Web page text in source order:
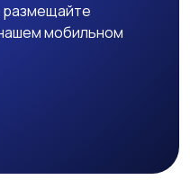
размещайте
мобильном